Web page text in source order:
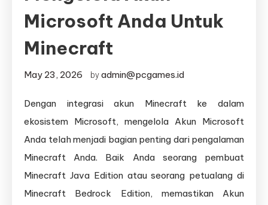
Microsoft Anda Untuk
Minecraft
May 23, 2026 byadmin@pcgames.id
Dengan integrasi akun Minecraft ke dalam
ekosistem Microsoft, mengelola Akun Microsoft
Anda telah menjadi bagian penting dari pengalaman
Minecraft Anda. Baik Anda seorang pembuat
Minecraft Java Edition atau seorang petualang di
Minecraft Bedrock Edition, memastikan Akun